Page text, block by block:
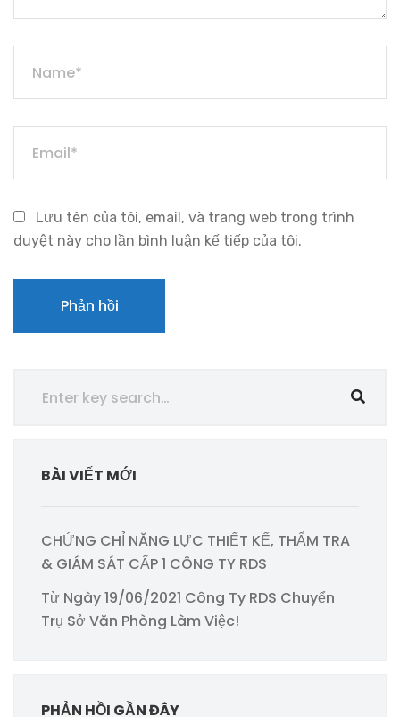
Lưu tên của tôi, email, và trang web trong trình
duyệt này cho lần bình luận kế tiếp của tôi.
BÀI VIẾT MỚI
CHỨNG CHỈ NĂNG LỰC THIẾT KẾ, THẨM TRA
& GIÁM SÁT CẤP 1 CÔNG TY RDS
Từ Ngày 19/06/2021 Công Ty RDS Chuyển
Trụ Sở Văn Phòng Làm Việc!
PHẢN HỒI GẦN ĐÂY